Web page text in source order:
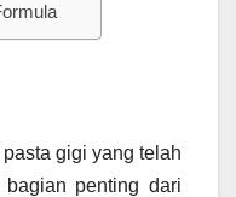
gigi yang telah
penting dari